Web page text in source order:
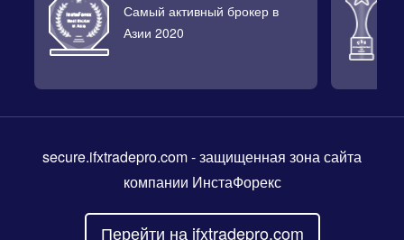
Самый активный брокер в
Азии 2020
secure.ifxtradepro.com- защищенная зона сайта
компании ИнстаФорекс
Перейти на ifxtradepro.com